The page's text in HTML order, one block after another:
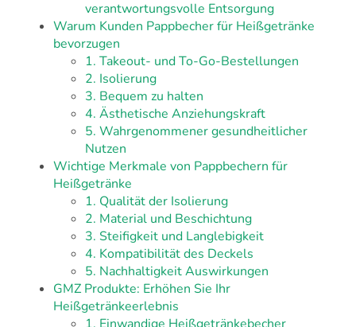
verantwortungsvolle Entsorgung
Warum Kunden Pappbecher für Heißgetränke
bevorzugen
1. Takeout- und To-Go-Bestellungen
2. Isolierung
3. Bequem zu halten
4. Ästhetische Anziehungskraft
5. Wahrgenommener gesundheitlicher
Nutzen
Wichtige Merkmale von Pappbechern für
Heißgetränke
1. Qualität der Isolierung
2. Material und Beschichtung
3. Steifigkeit und Langlebigkeit
4. Kompatibilität des Deckels
5. Nachhaltigkeit Auswirkungen
GMZ Produkte: Erhöhen Sie Ihr
Heißgetränkeerlebnis